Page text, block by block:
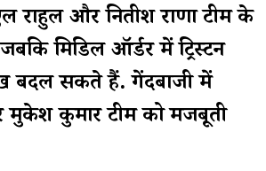
राहुल और नितीश राणा टीम के
मिडिल ऑर्डर में ट्रिस्टन
बदल सकते हैं. गेंदबाजी में
मुकेश कुमार टीम को मजबूती